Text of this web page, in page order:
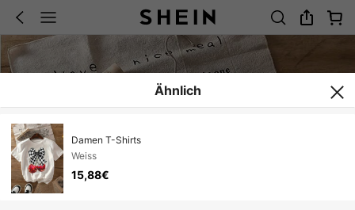
Ähnlich
Damen T-Shirts
Weiss
15,88€